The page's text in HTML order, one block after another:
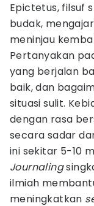
Epictetus, filsuf
budak,
meninjau
Pertanyakan
yang berjalan
baik, dan
situasi sulit.
dengan rasa
secara sadar
ini sekitar 5-10
Journaling
ilmiah
meningkatkan